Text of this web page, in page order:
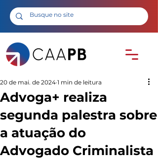
Advoga+ realiza
segunda palestra sobre
a atuação do
Advogado Criminalista
20 de mai. de 2024 1 min de leitura